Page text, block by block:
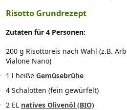
Risotto Grundrezept
Zutaten für 4 Personen:
200 g Risottoreis nach Wahl (z.B.
Vialone Nano)
1 l heiße Gemüsebrühe
4 Schalotten (fein gewürfelt)
2 EL natives Olivenöl (BIO)